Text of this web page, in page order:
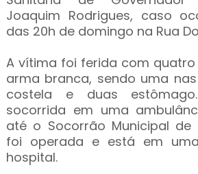
Joaquim Rodrigues, caso
das 20h de domingo na Rua
A vítima foi ferida com
arma branca, sendo uma
costela e duas
socorrida em uma
até o Socorrão Municipal de
foi operada e está em
hospital.